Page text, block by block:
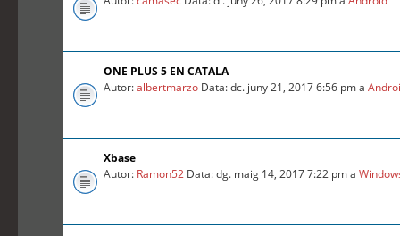
ONE PLUS 5 EN CATALA
Autor:albertmarzo Data: dc. juny 21, 2017 6:56 pm a
Xbase
Autor: Ramon52 Data: dg. maig 14, 2017 7:22 pm a